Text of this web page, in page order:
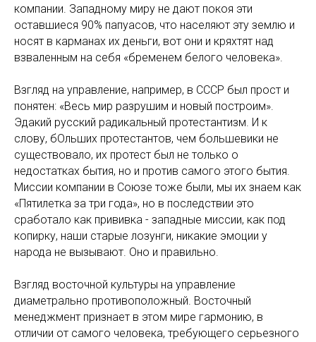
компании. Западному миру не дают покоя эти
оставшиеся 90% папуасов, что населяют эту землю и
носят в карманах их деньги, вот они и кряхтят над
взваленным на себя «бременем белого человека».
Взгляд на управление, например, в СССР был прост и
понятен: «Весь мир разрушим и новый построим».
Эдакий русский радикальный протестантизм. И к
слову, бОльших протестантов, чем большевики не
существовало, их протест был не только о
недостатках бытия, но и против самого этого бытия.
Миссии компании в Союзе тоже были, мы их знаем как
«Пятилетка за три года», но в последствии это
сработало как прививка - западные миссии, как под
копирку, наши старые лозунги, никакие эмоции у
народа не вызывают. Оно и правильно.
Взгляд восточной культуры на управление
диаметрально противоположный. Восточный
менеджмент признает в этом мире гармонию, в
отличии от самого человека, требующего серьезного